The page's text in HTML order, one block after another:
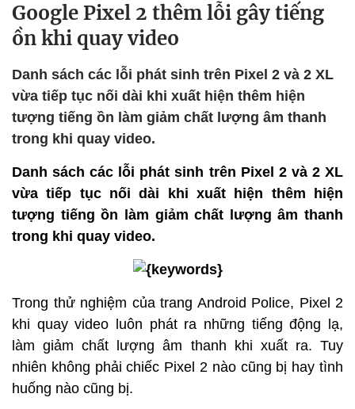
Google Pixel 2 thêm lỗi gây tiếng
ồn khi quay video
Danh sách các lỗi phát sinh trên Pixel 2 và 2 XL
vừa tiếp tục nối dài khi xuất hiện thêm hiện
tượng tiếng ồn làm giảm chất lượng âm thanh
trong khi quay video.
Danh sách các lỗi phát sinh trên Pixel 2 và 2 XL
vừa tiếp tục nối dài khi xuất hiện thêm hiện
tượng tiếng ồn làm giảm chất lượng âm thanh
trong khi quay video.
Trong thử nghiệm của trang Android Police, Pixel 2
khi quay video luôn phát ra những tiếng động lạ,
làm giảm chất lượng âm thanh khi xuất ra. Tuy
nhiên không phải chiếc Pixel 2 nào cũng bị hay tình
huống nào cũng bị.